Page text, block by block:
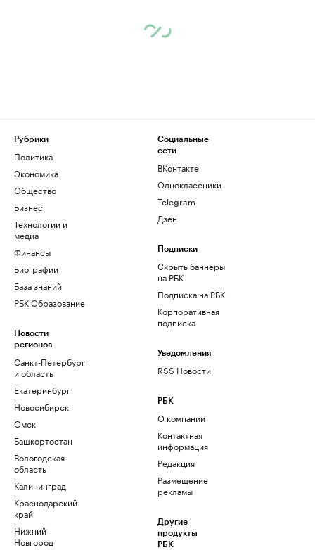
Рубрики
Политика
Экономика
Общество
Бизнес
Технологии и
медиа
Финансы
Биографии
База знаний
РБК Образование
Новости
регионов
Санкт-Петербург
и область
Екатеринбург
Новосибирск
Омск
Башкортостан
Вологодская
область
Калининград
Краснодарский
край
Нижний
Новгород
Социальные
сети
ВКонтакте
Одноклассники
Telegram
Дзен
Подписки
Скрыть баннеры
на РБК
Подписка на РБК
Корпоративная
подписка
Уведомления
RSS Новости
РБК
О компании
Контактная
информация
Редакция
Размещение
рекламы
Другие
продукты
РБК